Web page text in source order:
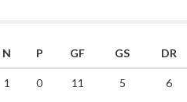
N P GF GS DR
1 0 11 5 6